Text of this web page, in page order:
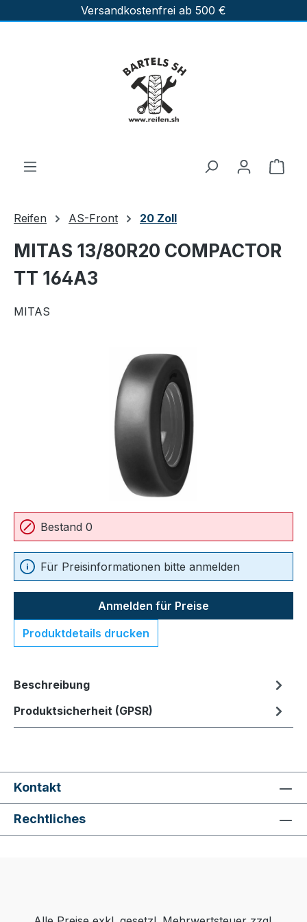
Zum Hauptinhalt springenVersandkostenfrei ab 500 €
Reifen AS-Front 20 Zoll
MITAS 13/80R20 COMPACTOR
TT 164A3
MITAS
Bildergalerie überspringen
Bestand 0
Für Preisinformationen bitte anmelden
Anmelden für Preise
Produktdetails drucken
Beschreibung
Produktsicherheit (GPSR)
Kontakt
Rechtliches